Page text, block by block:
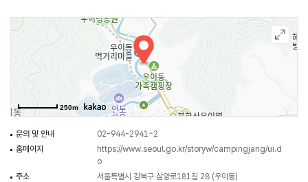
인기가 많다.
주변에는 북한산 등산과 둘레길 산책, 4·19 민주묘지와 순례길 등 다양한 역사
문화를 체험할 수 있는 다양한 시설 등이 있다.
250m
문의 및 안내
02-944-2941~2
홈페이지
https://www.seoul.go.kr/storyw/campingjang/ui.d
o
주소
서울특별시 강북구 삼양로181길 28 (우이동)